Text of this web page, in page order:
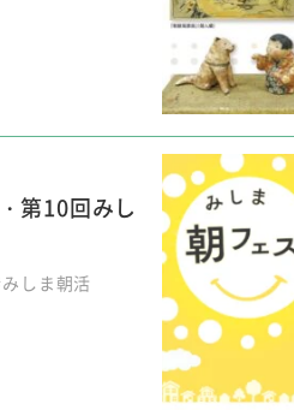
第10回みし
しま朝活